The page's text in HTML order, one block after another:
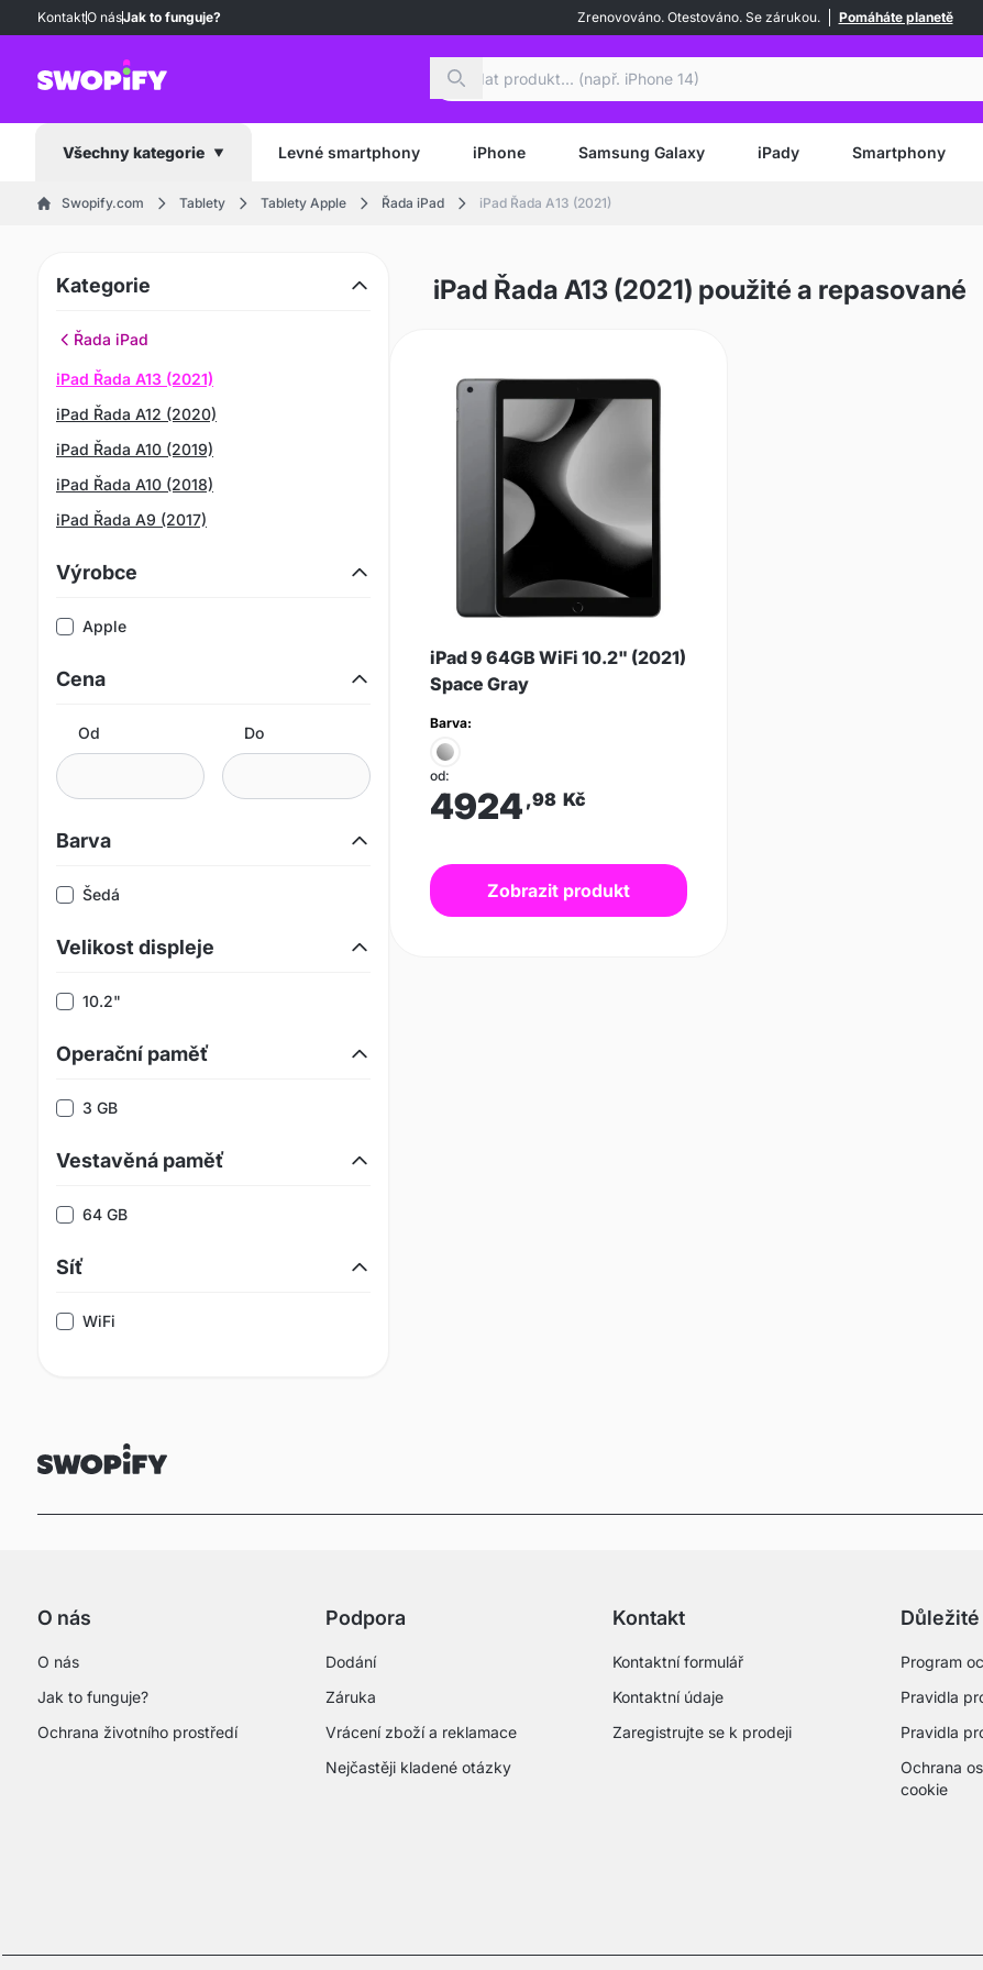
KontaktO násJak to funguje? Zrenovováno. Otestováno. Se zárukou. Pomáháte planetě
Všechny kategorie Levné smartphony iPhone Samsung Galaxy iPady Smartphony
Swopify.com Tablety Tablety Apple Řada iPad iPad Řada A13 (2021)
Kategorie
Řada iPad
iPad Řada A13 (2021)
iPad Řada A12 (2020)
iPad Řada A10 (2019)
iPad Řada A10 (2018)
iPad Řada A9 (2017)
Výrobce
Apple
Cena
Od Do
Barva
Šedá
Velikost displeje
10.2"
Operační paměť
3 GB
Vestavěná paměť
64 GB
Síť
WiFi
iPad Řada A13 (2021) použité a repasované
iPad 9 64GB WiFi 10.2" (2021)
Space Gray
Barva:
od:
4924 ,98 Kč
Zobrazit produkt
O nás
O nás
Jak to funguje?
Ochrana životního prostředí
Podpora
Dodání
Záruka
Vrácení zboží a reklamace
Nejčastěji kladené otázky
Kontakt
Kontaktní formulář
Kontaktní údaje
Zaregistrujte se k prodeji
Program
Pravidla
Pravidla
Ochrana
cookie